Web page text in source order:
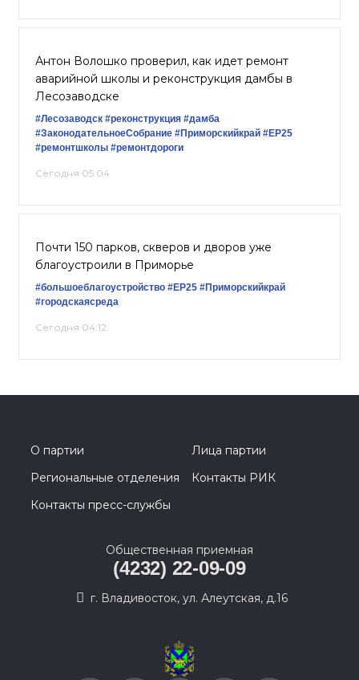
Антон Волошко проверил, как идет ремонт
аварийной школы и реконструкция дамбы в
Лесозаводске
#Лесозаводск #реконструкция #дамба
#ЗаконодательноеСобрание #Приморскийкрай #ЕР25
#ремонтшколы #ремонтдороги
Сегодня 05:04
Почти 150 парков, скверов и дворов уже
благоустроили в Приморье
#большоеблагоустройство #ЕР25 #Приморскийкрай
#городскаясреда
Сегодня 04:12
О партии
Лица партии
Региональные отделения
Контакты РИК
Контакты пресс-службы
Общественная приемная
(4232) 22-09-09
г. Владивосток, ул. Алеутская, д.16